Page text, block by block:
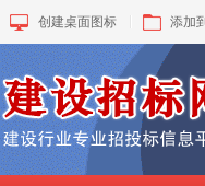
创建桌面图标 添加